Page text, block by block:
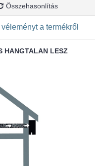
Összehasonlítás
véleményt a termékről
HANGTALAN LESZ